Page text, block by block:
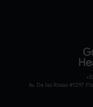
Av. De las Rosas #1297